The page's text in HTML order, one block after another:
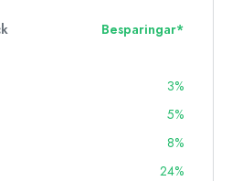
Besparingar*
3%
5%
8%
24%